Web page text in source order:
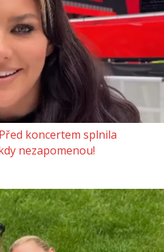
koncertem splnila
nezapomenou!